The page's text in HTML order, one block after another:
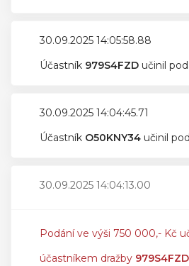
30.09.2025 14:05:58.88
Účastník 979S4FZD učinil
30.09.2025 14:04:45.71
Účastník O50KNY34 učinil
30.09.2025 14:04:13.00
Podání ve výši 750 000,- Kč
účastníkem dražby 979S4FZD